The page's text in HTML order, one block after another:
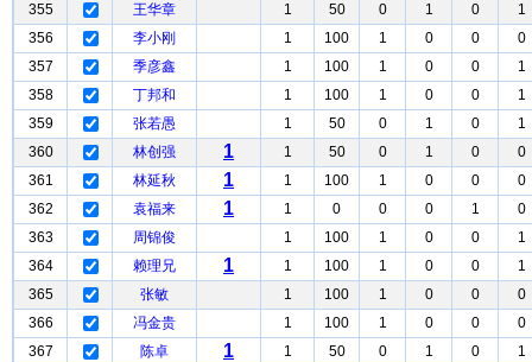
355
王华章 1 50 0 1 0
1
356
李小刚 1 100 1 0 0
0
357
季彦鑫 1 100 1 0 0
1
358
丁邦和 1 100 1 0 0
1
359
张若愚 1 50 0 1 0
1
360
林创强 1 1 50 0 1 0
0
361
林延秋 1 1 100 1 0 0
0
362
袁福来 1 1 0 0 0 1
0
363
周锦俊 1 100 1 0 0
1
364
赖理兄 1 1 100 1 0 0
1
365
张敏 1 100 1 0 0
0
366
冯金贵 1 100 1 0 0
0
367
陈卓 1 1 50 0 1 0
1